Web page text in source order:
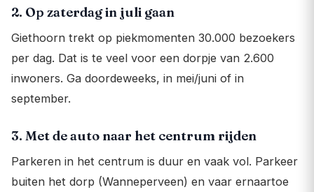
2. Op zaterdag in juli gaan
Giethoorn trekt op piekmomenten 30.000 bezoekers
per dag. Dat is te veel voor een dorpje van 2.600
inwoners. Ga doordeweeks, in mei/juni of in
september.
3. Met de auto naar het centrum rijden
Parkeren in het centrum is duur en vaak vol. Parkeer
buiten het dorp (Wanneperveen) en vaar ernaartoe